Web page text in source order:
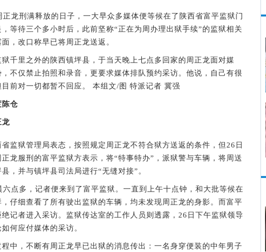
刑满释放的日子，一大早众多媒体便等候在了陕西省富平监狱门
等待三个多小时后，此前坚称“正在为周办理出狱手续”的监狱相关
，改口称早已将周正龙送返。
里之外的陕西镇坪县，于当天晚上七点多回家的周正龙面对媒
不仅禁止拍照和录音，更要求媒体排队预约采访。他说，自己有很
目前对一切都暂不回应。 本组文/图 特派记者 冀强
陈仓
龙
狱管理局表态，按照规定周正龙不符合狱方送返的条件，但26日
龙服刑的富平监狱方表示，将“特事特办”，派狱警与车辆，将周送
，并与镇坪县司法局进行“无缝对接”。
多，记者便来到了富平监狱。一直到上午十点钟，和大批等候在
，仔细查看了所有驶出监狱的车辆，均未发现周正龙的身影。而富平
记者进入采访。监狱传达室的工作人员则透露，26日下午监狱领导
何应付媒体的采访。
，不断有周正龙早已出狱的消息传出：一名身穿便装的中年男子